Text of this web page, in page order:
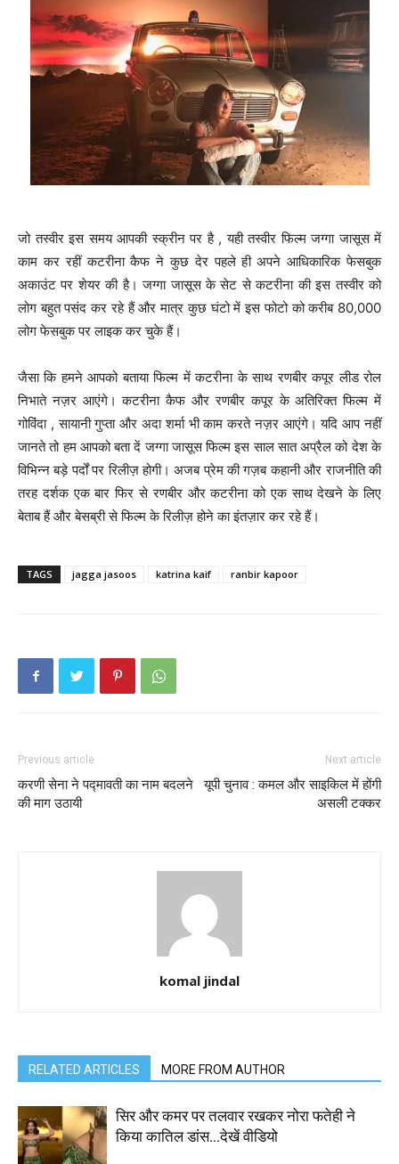
जो तस्वीर इस समय आपकी स्क्रीन पर है , यही तस्वीर फिल्म जग्गा जासूस में
काम कर रहीं कटरीना कैफ ने कुछ देर पहले ही अपने आधिकारिक फेसबुक
अकाउंट पर शेयर की है। जग्गा जासूस के सेट से कटरीना की इस तस्वीर को
लोग बहुत पसंद कर रहे हैं और मात्र कुछ घंटो में इस फोटो को करीब 80,000
लोग फेसबुक पर लाइक कर चुके हैं।
जैसा कि हमने आपको बताया फिल्म में कटरीना के साथ रणबीर कपूर लीड रोल
निभाते नज़र आएंगे। कटरीना कैफ और रणबीर कपूर के अतिरिक्त फिल्म में
गोविंदा , सायानी गुप्ता और अदा शर्मा भी काम करते नज़र आएंगे। यदि आप नहीं
जानते तो हम आपको बता दें जग्गा जासूस फिल्म इस साल सात अप्रैल को देश के
विभिन्न बड़े पर्दों पर रिलीज़ होगी। अजब प्रेम की गज़ब कहानी और राजनीति की
तरह दर्शक एक बार फिर से रणबीर और कटरीना को एक साथ देखने के लिए
बेताब हैं और बेसब्री से फिल्म के रिलीज़ होने का इंतज़ार कर रहे हैं।
TAGS jagga jasoos katrina kaif ranbir kapoor
Previous article
करणी सेना ने पद्मावती का नाम बदलने
की माग उठायी
Next article
यूपी चुनाव : कमल और साइकिल में होंगी
असली टक्कर
komal jindal
RELATED ARTICLES MORE FROM AUTHOR
सिर और कमर पर तलवार रखकर नोरा फतेही ने
किया कातिल डांस…देखें वीडियो